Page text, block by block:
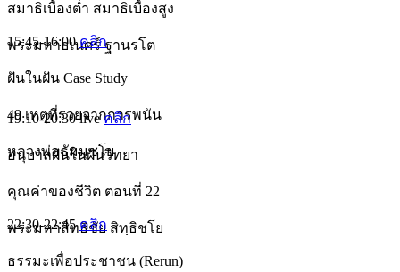
สมาธิเบื้องต่ำ สมาธิเบื้องสูง
พระมหาธเนศร์ ฐานรโต
15:45-16:00คลิก
ฝันในฝัน Case Study
49 เหตุที่รวยจากการพนัน
หลวงพ่อธัมมชโย
19:10-20:30live คลิก
อนุบาลฝันในฝันวิทยา
คุณค่าของชีวิต ตอนที่ 22
พระมหาสิทธิชัย สิทฺธิชโย
22:30-22:45คลิก
ธรรมะเพื่อประชาชน (Rerun)